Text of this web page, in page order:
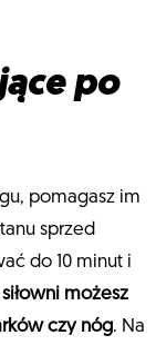
po
pomagasz im
sprzed
do 10 minut i
siłowni możesz
czy nóg. Na